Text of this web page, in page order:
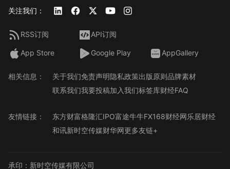
关注我们：
RSS订阅 API订阅
App Store Google Play AppGallery
相关信息： 关于我们免责声明隐私政策出版原则品牌素材
联系我们我要投稿加入我们标签库财经FAQ
友情链接： 东方财富格隆汇IPO富途牛牛FX168财经网乐居财经
和讯新时空传媒财华网更多友链+
承印：新时空传媒有限公司